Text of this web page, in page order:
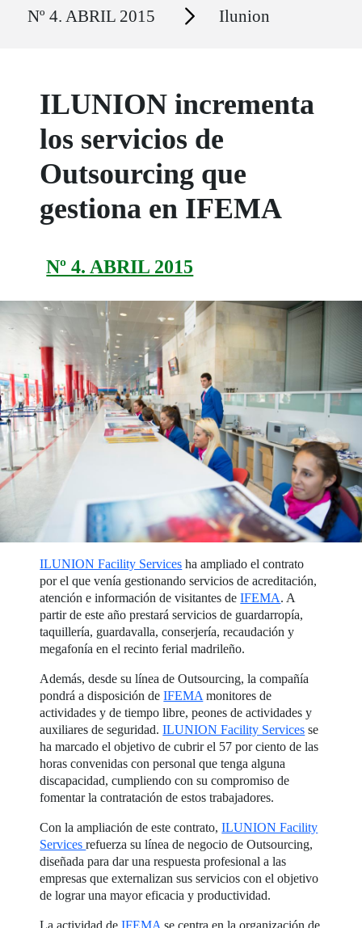
Nº 4. ABRIL 2015 Secciones Ilunion
ILUNION incrementa
los servicios de
Outsourcing que
gestiona en IFEMA
Nº 4. ABRIL 2015
ILUNION Facility Services ha ampliado el contrato
por el que venía gestionando servicios de acreditación,
atención e información de visitantes deIFEMA. A
partir de este año prestará servicios de guardarropía,
taquillería, guardavalla, conserjería, recaudación y
megafonía en el recinto ferial madrileño.
Además, desde su línea de Outsourcing, la compañía
pondrá a disposición deIFEMA monitores de
actividades y de tiempo libre, peones de actividades y
auxiliares de seguridad.ILUNION Facility Services se
ha marcado el objetivo de cubrir el 57 por ciento de las
horas convenidas con personal que tenga alguna
discapacidad, cumpliendo con su compromiso de
fomentar la contratación de estos trabajadores.
Con la ampliación de este contrato,ILUNION Facility
Servicesrefuerza su línea de negocio de Outsourcing,
diseñada para dar una respuesta profesional a las
empresas que externalizan sus servicios con el objetivo
de lograr una mayor eficacia y productividad.
La actividad deIFEMA se centra en la organización de